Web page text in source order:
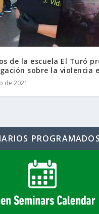
de la escuela El Turó
sobre la violencia
de 2021
PROGRAMADOS